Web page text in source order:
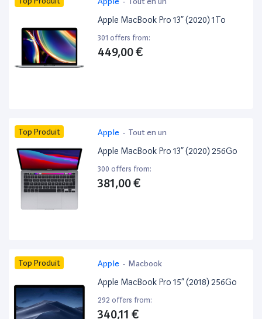
Apple MacBook Pro 13” (2020) 1To
301 offers from:
449,00 €
Top Produit Apple - Tout en un
Apple MacBook Pro 13” (2020) 256Go
300 offers from:
381,00 €
Top Produit Apple - Macbook
Apple MacBook Pro 15” (2018) 256Go
292 offers from:
340,11 €